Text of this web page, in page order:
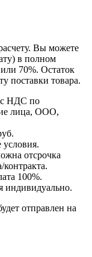
Вы можете
в полном
70%. Остаток
поставки товара.
с НДС по
лица, ООО,
отсрочка
100%.
индивидуально.
отправлен на